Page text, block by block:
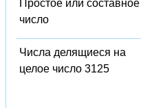
Простое или составное
число
Числа делящиеся на
целое число 3125